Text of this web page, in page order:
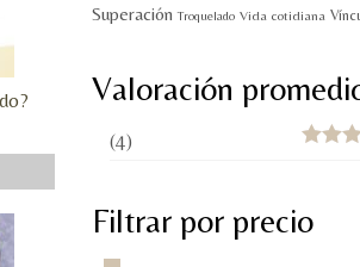
Superación Troquelado Vida cotidiana
Valoración
(4)
Filtrar por precio